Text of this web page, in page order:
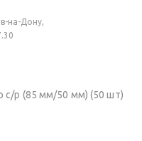
на-Дону,
с/р (85 мм/50 мм) (50 шт)